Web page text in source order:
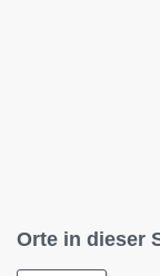
Orte in dieser